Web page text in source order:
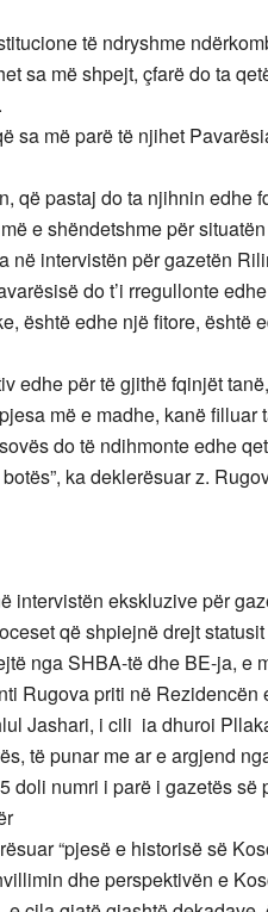
të ndryshme
sa më shpejt, çfarë do ta
sa më parë të njihet
që pastaj do ta njihnin edhe
e shëndetshme për
në intervistën për gazetën
do t’i rregullonte
është edhe një fitore, është
edhe për të gjithë fqinjët
më e madhe, kanë filluar
do të ndihmonte edhe
ka deklerësuar z.
intervistën ekskluzive për
që shpiejnë drejt
nga SHBA-të dhe BE-ja, e
Rugova priti në
Jashari, i cili ia dhuroi
të punar me ar e argjend
doli numri i parë i gazetës së
“pjesë e historisë së
dhe perspektivën e